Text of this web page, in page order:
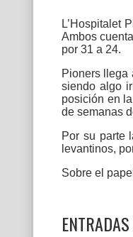
L’Hospitalet
Ambos
por 31 a 24.
Pioners llega
siendo algo
posición en
de semanas
Por su parte
levantinos,
Sobre el